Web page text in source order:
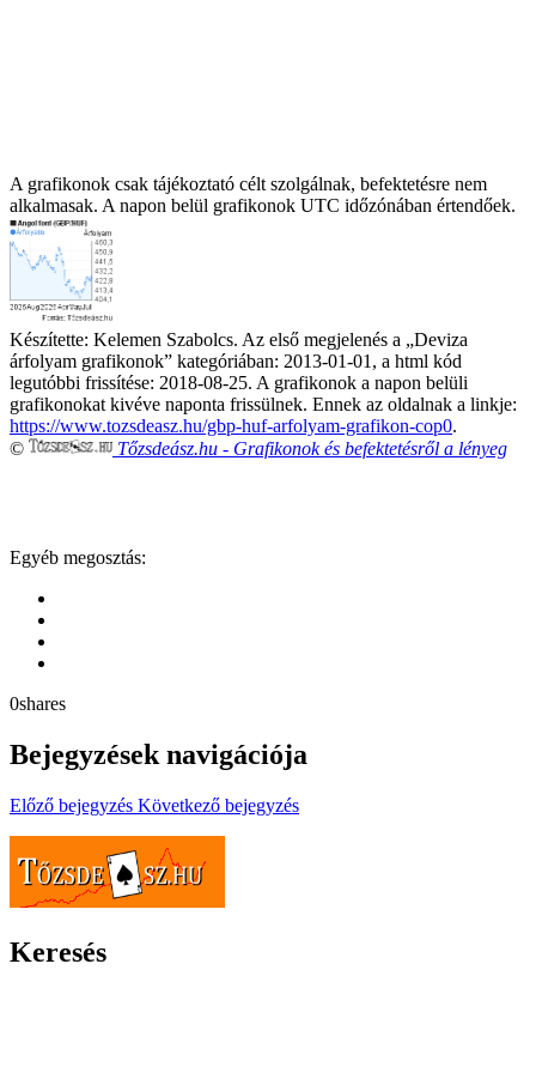
A grafikonok csak tájékoztató célt szolgálnak, befektetésre nem
alkalmasak. A napon belül grafikonok UTC időzónában értendőek.
Készítette: Kelemen Szabolcs. Az első megjelenés a „Deviza
árfolyam grafikonok” kategóriában: 2013-01-01 , a html kód
legutóbbi frissítése: 2018-08-25. A grafikonok a napon belüli
grafikonokat kivéve naponta frissülnek. Ennek az oldalnak a linkje:
https://www.tozsdeasz.hu/gbp-huf-arfolyam-grafikon-cop0.
©
Tőzsdeász.hu - Grafikonok és befektetésről a lényeg
Egyéb megosztás:
0shares
Bejegyzések navigációja
Előző bejegyzés Következő bejegyzés
Tőzsdeász.hu – befektetésről és
pénzügyekről őszintén
Keresés